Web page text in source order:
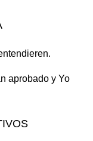
aprobado y Yo